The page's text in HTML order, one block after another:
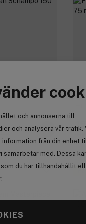
och annonserna till
och analysera vår trafik.
information från din enhet
med. Dessa
du har tillhandahållit
150 ml